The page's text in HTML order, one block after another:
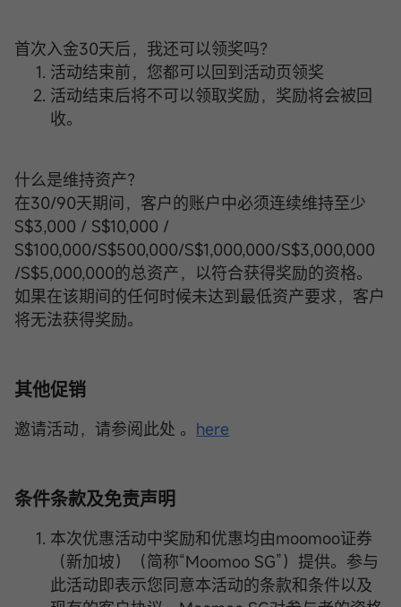
首次入金30天后，我还可以领奖吗？
活动结束前，您都可以回到活动页领奖
活动结束后将不可以领取奖励，奖励将会被回
收。
什么是维持资产？
在30/90天期间，客户的账户中必须连续维持至少
S$3,000 / S$10,000 /
S$100,000/S$500,000/S$1,000,000/S$3,000,000
/S$5,000,000的总资产，以符合获得奖励的资格。
如果在该期间的任何时候未达到最低资产要求，客户
将无法获得奖励。
其他促销
邀请活动，请参阅此处 。 here
条件条款及免责声明
本次优惠活动中奖励和优惠均由moomoo证券
（新加坡）（简称“Moomoo SG”）提供。参与
此活动即表示您同意本活动的条款和条件以及